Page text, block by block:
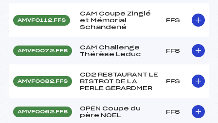
AMVF0112.FFS
CAM Coupe Zinglé
et Mémorial
Schandené
FFS
AMVF0072.FFS
CAM Challenge
Thérèse Leduc
FFS
AMVF0082.FFS
CD2 RESTAURANT LE
BISTROT DE LA
PERLE GERARDMER
FFS
AMVF0062.FFS
OPEN Coupe du
père NOEL
FFS